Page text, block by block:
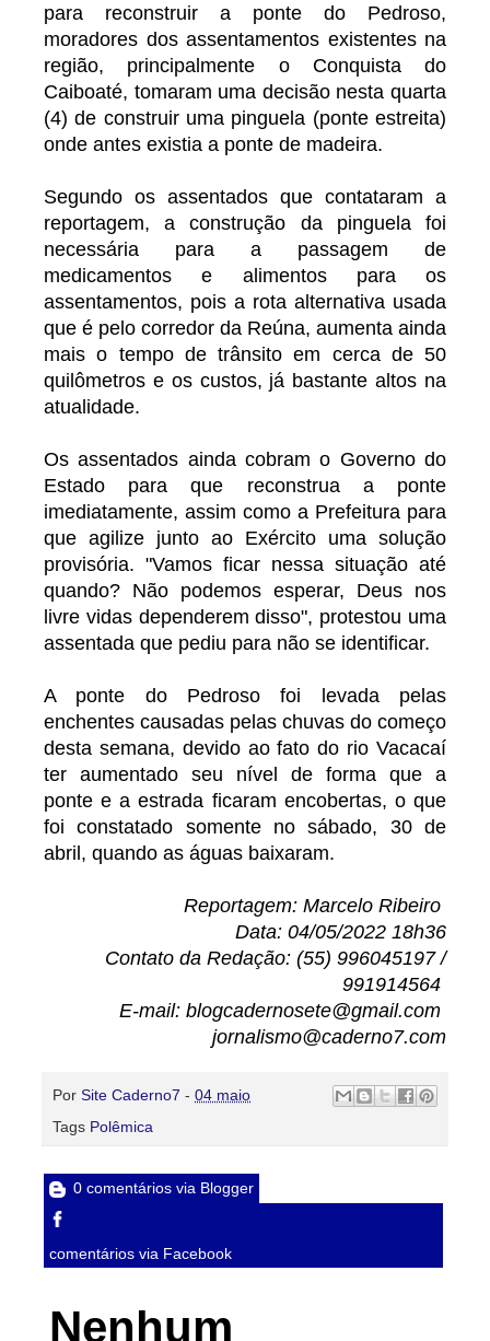
para reconstruir a ponte do Pedroso,
moradores dos assentamentos existentes na
região, principalmente o Conquista do
Caiboaté, tomaram uma decisão nesta quarta
(4) de construir uma pinguela (ponte estreita)
onde antes existia a ponte de madeira.
Segundo os assentados que contataram a
reportagem, a construção da pinguela foi
necessária para a passagem de
medicamentos e alimentos para os
assentamentos, pois a rota alternativa usada
que é pelo corredor da Reúna, aumenta ainda
mais o tempo de trânsito em cerca de 50
quilômetros e os custos, já bastante altos na
atualidade.
Os assentados ainda cobram o Governo do
Estado para que reconstrua a ponte
imediatamente, assim como a Prefeitura para
que agilize junto ao Exército uma solução
provisória. "Vamos ficar nessa situação até
quando? Não podemos esperar, Deus nos
livre vidas dependerem disso", protestou uma
assentada que pediu para não se identificar.
A ponte do Pedroso foi levada pelas
enchentes causadas pelas chuvas do começo
desta semana, devido ao fato do rio Vacacaí
ter aumentado seu nível de forma que a
ponte e a estrada ficaram encobertas, o que
foi constatado somente no sábado, 30 de
abril, quando as águas baixaram.
Reportagem: Marcelo Ribeiro
Data: 04/05/2022 18h36
Contato da Redação: (55) 996045197 /
991914564
E-mail: blogcadernosete@gmail.com
jornalismo@caderno7.com
Por Site Caderno7 - 04 maio
Tags Polêmica
0 comentários via Blogger
comentários via Facebook
Nenhum